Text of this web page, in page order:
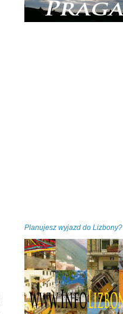
Planujesz wyjazd do Lizbony?